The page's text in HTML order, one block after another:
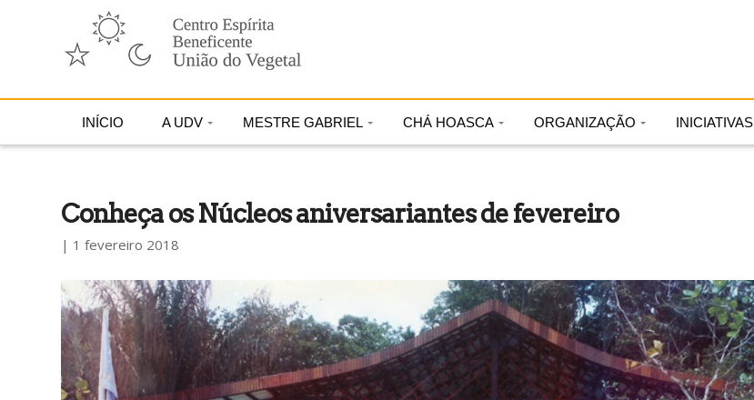
INÍCIO A UDV MESTRE GABRIEL CHÁ HOASCA ORGANIZAÇÃO INICIATIVAS
Conheça os Núcleos aniversariantes de fevereiro
| 1 fevereiro 2018